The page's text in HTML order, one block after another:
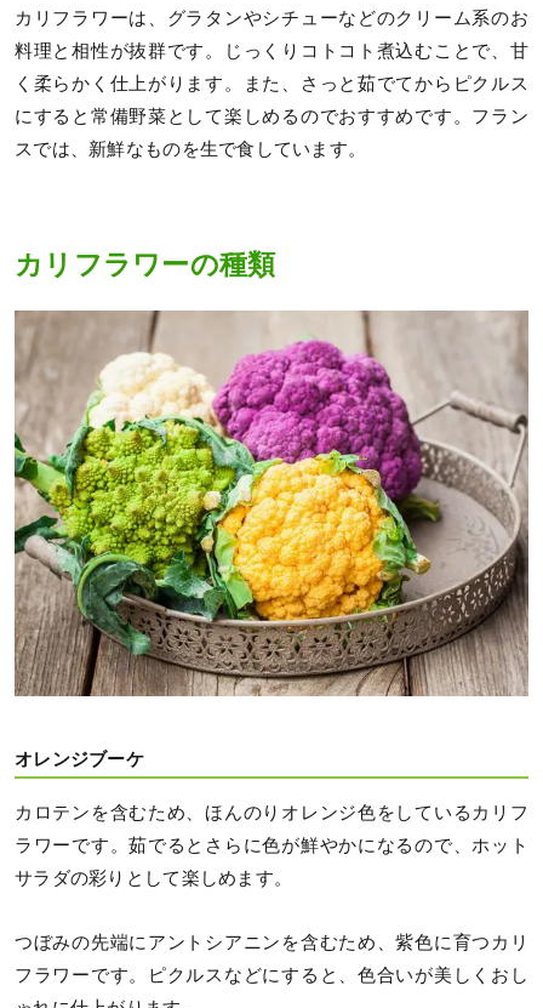
カリフラワーは、グラタンやシチューなどのクリーム系のお
料理と相性が抜群です。じっくりコトコト煮込むことで、甘
く柔らかく仕上がります。また、さっと茹でてからピクルス
にすると常備野菜として楽しめるのでおすすめです。フラン
スでは、新鮮なものを生で食しています。
カリフラワーの種類
オレンジブーケ
カロテンを含むため、ほんのりオレンジ色をしているカリフ
ラワーです。茹でるとさらに色が鮮やかになるので、ホット
サラダの彩りとして楽しめます。
つぼみの先端にアントシアニンを含むため、紫色に育つカリ
フラワーです。ピクルスなどにすると、色合いが美しくおし